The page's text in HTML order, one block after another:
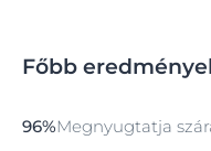
Főbb
96%Megnyugtatja